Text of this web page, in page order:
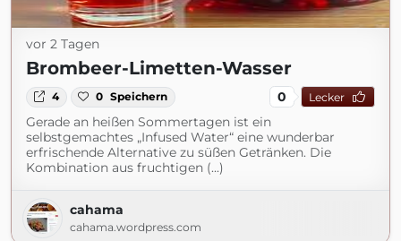
vor 2 Tagen
Brombeer-Limetten-Wasser
4 0 Speichern 0 Lecker
Gerade an heißen Sommertagen ist ein
selbstgemachtes „Infused Water“ eine wunderbar
erfrischende Alternative zu süßen Getränken. Die
Kombination aus fruchtigen (...)
cahama
cahama.wordpress.com